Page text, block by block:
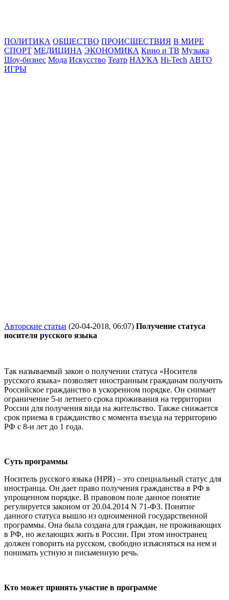
ПОЛИТИКА ОБЩЕСТВО ПРОИСШЕСТВИЯ В МИРЕ
СПОРТ МЕДИЦИНА ЭКОНОМИКА Кино и ТВ Музыка
Шоу-бизнес Мода Искусство Театр НАУКА Hi-Tech АВТО
ИГРЫ
Авторские статьи (20-04-2018, 06:07) Получение статуса
носителя русского языка
Так называемый закон о получении статуса «Носителя
русского языка» позволяет иностранным гражданам получить
Российское гражданство в ускоренном порядке. Он снимает
ограничение 5-и летнего срока проживания на территории
России для получения вида на жительство. Также снижается
срок приема в гражданство с момента въезда на территорию
РФ с 8-и лет до 1 года.
Суть программы
Носитель русского языка (НРЯ) – это специальный статус для
иностранца. Он дает право получения гражданства в РФ в
упрощенном порядке. В правовом поле данное понятие
регулируется законом от 20.04.2014 N 71-ФЗ. Понятие
данного статуса вышло из одноименной государственной
программы. Она была создана для граждан, не проживающих
в РФ, но желающих жить в России. При этом иностранец
должен говорить на русском, свободно изъясняться на нем и
понимать устную и письменную речь.
Кто может принять участие в программе